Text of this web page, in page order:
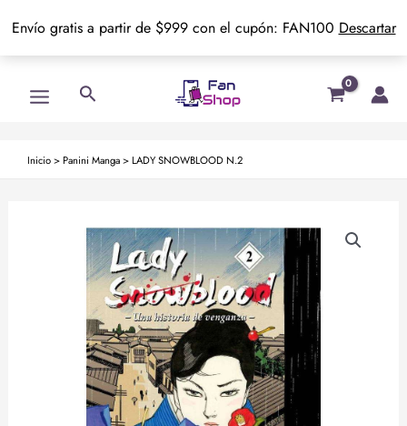
Envío gratis a partir de $999 con el cupón: FAN100 Descartar
Menu
Buscar
Inicio> Panini Manga> LADY SNOWBLOOD N.2
SNOWBLOOD